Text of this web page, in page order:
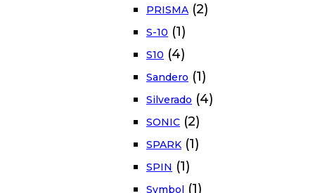
PRISMA (2)
S-10 (1)
S10 (4)
Sandero (1)
Silverado (4)
SONIC (2)
SPARK (1)
SPIN (1)
Symbol (1)